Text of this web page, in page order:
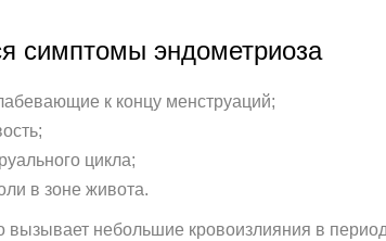
симптомы эндометриоза
к концу менструаций;
цикла;
в зоне живота.
небольшие кровоизлияния в